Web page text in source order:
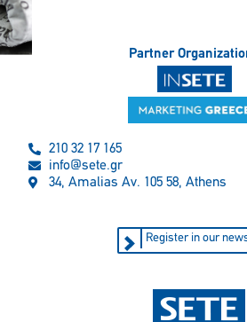
Partner
210 32 17 165
info@sete.gr
34, Amalias Av. 105 58, Athens
Register in our